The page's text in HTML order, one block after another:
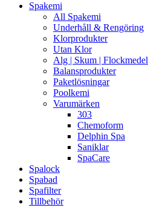
Spakemi
All Spakemi
Underhåll & Rengöring
Klorprodukter
Utan Klor
Alg | Skum | Flockmedel
Balansprodukter
Paketlösningar
Poolkemi
Varumärken
303
Chemoform
Delphin Spa
Saniklar
SpaCare
Spalock
Spabad
Spafilter
Tillbehör